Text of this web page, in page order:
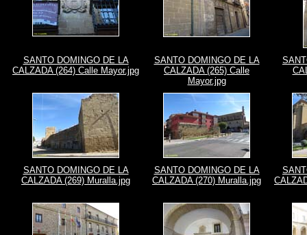
SANTO DOMINGO DE LA
CALZADA (264) Calle Mayor.jpg
SANTO DOMINGO DE LA
CALZADA (265) Calle
Mayor.jpg
SANTO DOMINGO DE LA
CALZADA (269) Muralla.jpg
SANTO DOMINGO DE LA
CALZADA (270) Muralla.jpg